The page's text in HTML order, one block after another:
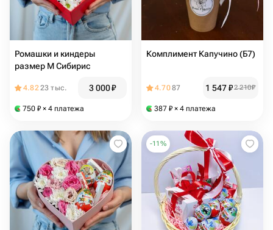
Ромашки и киндеры
размер М Сибирис
4.8223 тыс. 3 000₽
750 ₽ × 4 платежа
Комплимент Капучино (Б7)
4.7087 1 547₽2 210₽
387 ₽ × 4 платежа
-11 %